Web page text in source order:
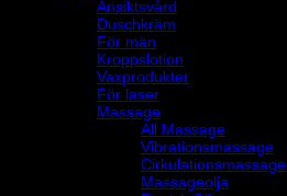
Ansiktsvård
Duschkräm
För män
Kroppslotion
Vaxprodukter
För laser
Massage
All Massage
Vibrationsmassage
Cirkulationsmassage
Massageolja